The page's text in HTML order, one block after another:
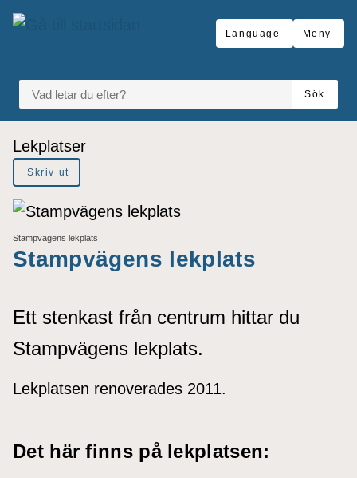
Gå till innehåll
till sidomeny
Language Meny
VAD LETAR DU EFTER?
Sök
Du är här:
Lekplatser
Skriv ut
Stampvägens lekplats
Stampvägens lekplats
Ett stenkast från centrum hittar du
Stampvägens lekplats.
Lekplatsen renoverades 2011.
Det här finns på lekplatsen: